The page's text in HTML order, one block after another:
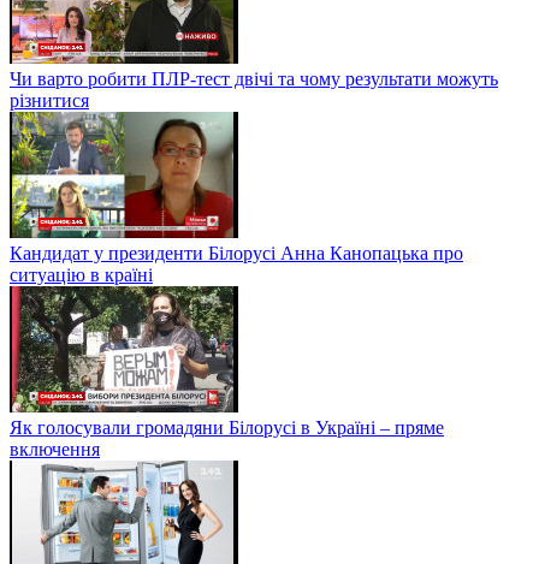
Чи варто робити ПЛР-тест двічі та чому результати можуть
різнитися
Кандидат у президенти Білорусі Анна Канопацька про
ситуацію в країні
Як голосували громадяни Білорусі в Україні – пряме
включення